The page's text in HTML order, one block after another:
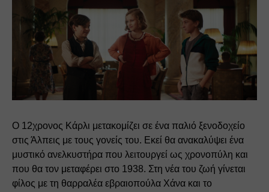
Ο 12χρονος Κάρλι μετακομίζει σε ένα παλιό ξενοδοχείο
στις Άλπεις με τους γονείς του. Εκεί θα ανακαλύψει ένα
μυστικό ανελκυστήρα που λειτουργεί ως χρονοπύλη και
που θα τον μεταφέρει στο 1938. Στη νέα του ζωή γίνεται
φίλος με τη θαρραλέα εβραιοπούλα Χάνα και το